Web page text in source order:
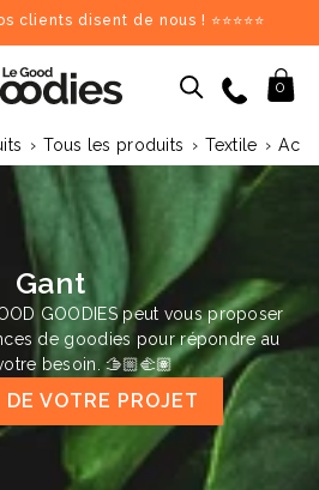
clients disent de nous ! ⭐⭐⭐⭐⭐
Panier
0
:Supprimer tout
gobelet tour de cou parapluie
♻️
› Tous les produits › Textile ›
Gant
GOODIES peut vous proposer
de goodies pour répondre au
besoin. 🫱🏼‍🫲🏽
DE VOTRE PROJET